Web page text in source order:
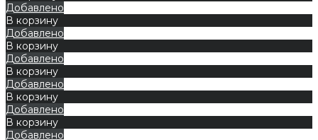
Добавлено
В корзину
Добавлено
В корзину
Добавлено
В корзину
Добавлено
В корзину
Добавлено
В корзину
Добавлено